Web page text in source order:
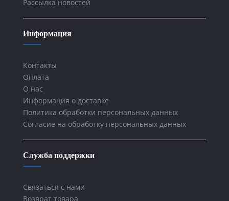
Рассылка новостей
Информация
Контакты
Оплата
О нас
Информация о доставке
Политика обработки персональных данных
Согласие на обработку персональных данных
Служба поддержки
Связаться с нами
Возврат товара